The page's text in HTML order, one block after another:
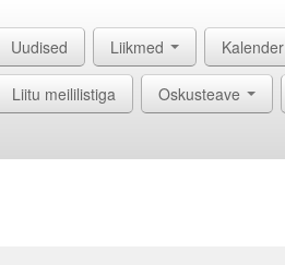
Uudised Liikmed Kalender
Liitu meililistiga Oskusteave